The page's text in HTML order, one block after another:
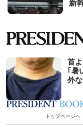
新
首
｢暑
外
トップページへ